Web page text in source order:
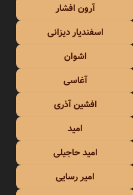
آرون افشار
اسفندیار دیزانی
اشوان
آغاسی
افشین آذری
امید
امید حاجیلی
امیر رسایی